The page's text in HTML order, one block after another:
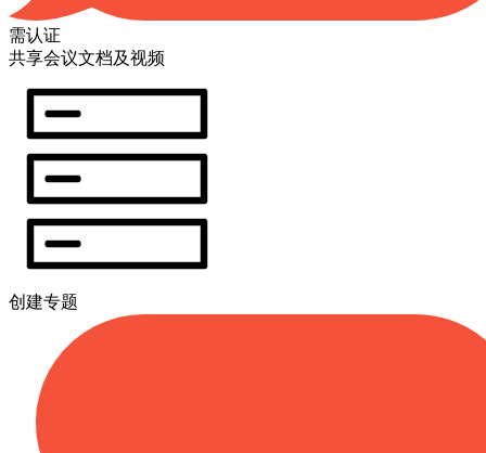
需认证
共享会议文档及视频
创建专题